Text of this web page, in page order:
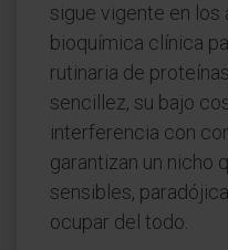
sigue vigente en los
bioquímica clínica
rutinaria de
sencillez, su bajo
interferencia con
garantizan un nicho
sensibles,
ocupar del todo.